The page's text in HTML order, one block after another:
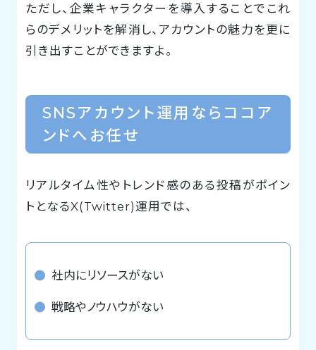
ただし、企業キャラクターを導入することでこれ
らのデメリットを解消し、アカウントの魅力を更に
引き出すことができますよ。
SNSアカウント運用ならココア
ンドへお任せ
リアルタイム性やトレンド感のある投稿がポイン
トとなるX(Twitter)運用では、
社内にリソースがない
戦略やノウハウがない